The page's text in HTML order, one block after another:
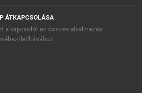
ÁTKAPCSOLÁSA
a kapcsolót az összes alkalmazás
letiltásához.